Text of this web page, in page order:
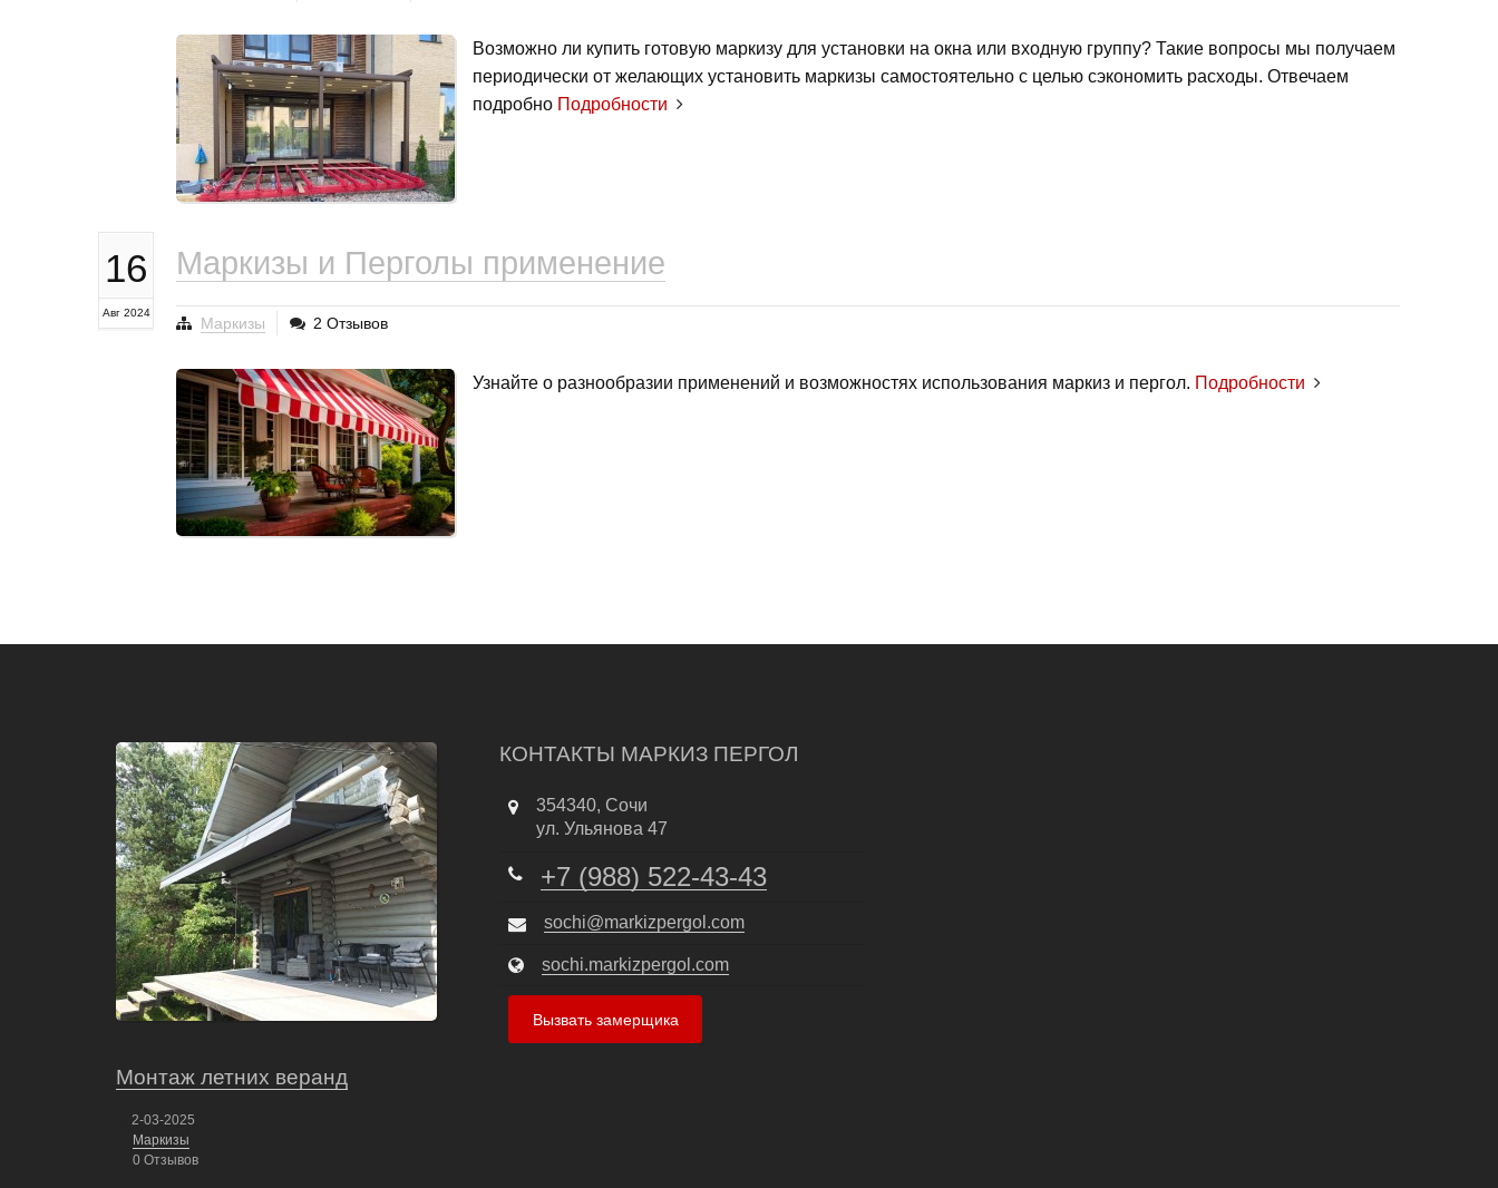
Возможно ли купить готовую маркизу для установки на окна или входную группу? Такие вопросы мы получаем
периодически от желающих установить маркизы самостоятельно с целью сэкономить расходы. Отвечаем
подробно Подробности
16
Авг 2024
Маркизы и Перголы применение
Маркизы 2 Отзывов
Узнайте о разнообразии применений и возможностях использования маркиз и пергол. Подробности
Монтаж летних веранд
2-03-2025
Маркизы
0 Отзывов
КОНТАКТЫ МАРКИЗ ПЕРГОЛ
354340, Сочи
ул. Ульянова 47
+7 (988) 522-43-43
sochi@markizpergol.com
sochi.markizpergol.com
Вызвать замерщика